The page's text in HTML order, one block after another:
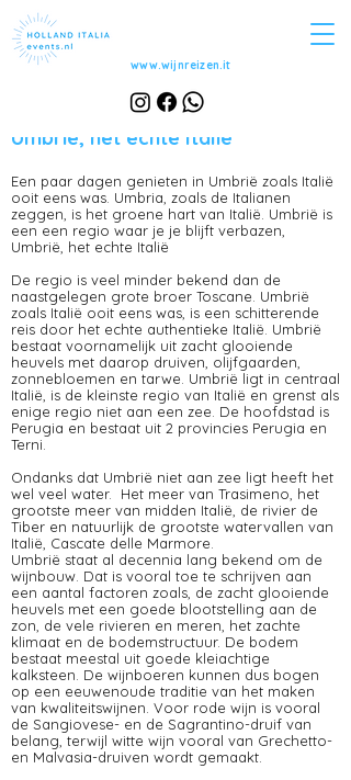
www.wijnreizen.it
Umbrië, Italië zoals het was
Umbrië, het echte Italië
Een paar dagen genieten in Umbrië zoals Italië
ooit eens was. Umbria, zoals de Italianen
zeggen, is het groene hart van Italië. Umbrië is
een een regio waar je je blijft verbazen,
Umbrië, het echte Italië
De regio is veel minder bekend dan de
naastgelegen grote broer Toscane. Umbrië
zoals Italië ooit eens was, is een schitterende
reis door het echte authentieke Italië. Umbrië
bestaat voornamelijk uit zacht glooiende
heuvels met daarop druiven, olijfgaarden,
zonnebloemen en tarwe. Umbrië ligt in centraal
Italië, is de kleinste regio van Italië en grenst als
enige regio niet aan een zee. De hoofdstad is
Perugia en bestaat uit 2 provincies Perugia en
Terni.
Ondanks dat Umbrië niet aan zee ligt heeft het
wel veel water. Het meer van Trasimeno, het
grootste meer van midden Italië, de rivier de
Tiber en natuurlijk de grootste watervallen van
Italië, Cascate delle Marmore.
Umbrië staat al decennia lang bekend om de
wijnbouw. Dat is vooral toe te schrijven aan
een aantal factoren zoals, de zacht glooiende
heuvels met een goede blootstelling aan de
zon, de vele rivieren en meren, het zachte
klimaat en de bodemstructuur. De bodem
bestaat meestal uit goede kleiachtige
kalksteen. De wijnboeren kunnen dus bogen
op een eeuwenoude traditie van het maken
van kwaliteitswijnen. Voor rode wijn is vooral
de Sangiovese- en de Sagrantino-druif van
belang, terwijl witte wijn vooral van Grechetto-
en Malvasia-druiven wordt gemaakt.